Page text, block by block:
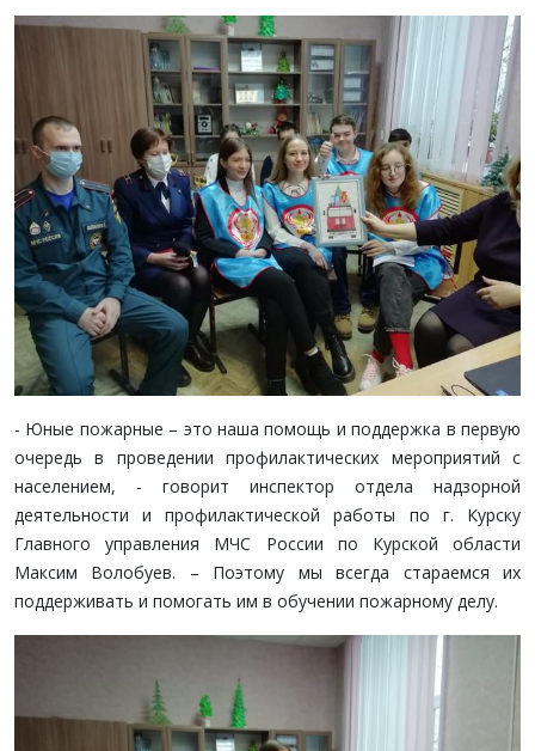
- Юные пожарные – это наша помощь и поддержка в первую
очередь в проведении профилактических мероприятий с
населением, - говорит инспектор отдела надзорной
деятельности и профилактической работы по г. Курску
Главного управления МЧС России по Курской области
Максим Волобуев. – Поэтому мы всегда стараемся их
поддерживать и помогать им в обучении пожарному делу.